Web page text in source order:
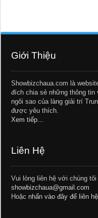
Giới Thiệu
Showbizchaua.com là
đích chia sẻ những thông tin
ngôi sao của làng giải trí
được yêu thích.
Xem tiếp...
Liên Hệ
Vui lòng liên hệ với chúng tôi
showbizchaua@gmail.com
Hoặc nhấn vào đây để liên